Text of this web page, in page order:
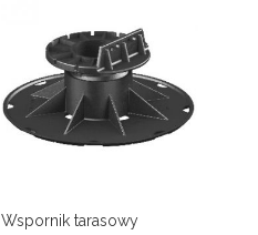
Wspornik tarasowy